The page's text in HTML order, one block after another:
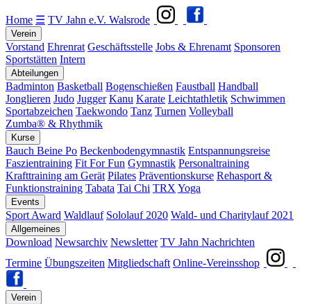
Home ☰ TV Jahn e.V. Walsrode
Verein
Vorstand Ehrenrat Geschäftsstelle Jobs & Ehrenamt Sponsoren
Sportstätten Intern
Abteilungen
Badminton Basketball Bogenschießen Faustball Handball
Jonglieren Judo Jugger Kanu Karate Leichtathletik Schwimmen
Sportabzeichen Taekwondo Tanz Turnen Volleyball
Zumba® & Rhythmik
Kurse
Bauch Beine Po Beckenbodengymnastik Entspannungsreise
Faszientraining Fit For Fun Gymnastik Personaltraining
Krafttraining am Gerät Pilates Präventionskurse Rehasport &
Funktionstraining Tabata Tai Chi TRX Yoga
Events
Sport Award Waldlauf Sololauf 2020 Wald- und Charitylauf 2021
Allgemeines
Download Newsarchiv Newsletter TV Jahn Nachrichten
Termine Übungszeiten Mitgliedschaft Online-Vereinsshop
Verein